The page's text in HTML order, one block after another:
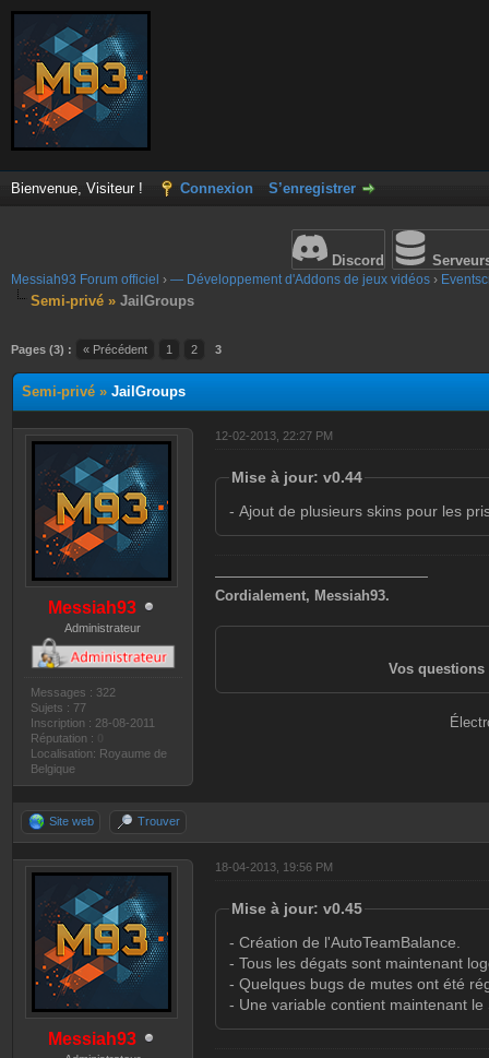
Bienvenue, Visiteur ! Connexion S’enregistrer
Discord
Messiah93 Forum officiel › — Développement d'Addons de jeux vidéos ›
Semi-privé » JailGroups
Pages (3) : « Précédent 1 2 3
Semi-privé » JailGroups
Messiah93
Administrateur
Messages : 322
Sujets : 77
Inscription : 28-08-2011
Réputation :
Localisation: Royaume de
Belgique
12-02-2013, 22:27 PM
Mise à jour: v0.44
- Ajout de plusieurs skins pour les
———————————————
Cordialement, Messiah93.
Vos questions
Site web Trouver
Messiah93
18-04-2013, 19:56 PM
Mise à jour: v0.45
- Création de l'AutoTeamBalance.
- Tous les dégats sont maintenant
- Quelques bugs de mutes ont été
- Une variable contient maintenant